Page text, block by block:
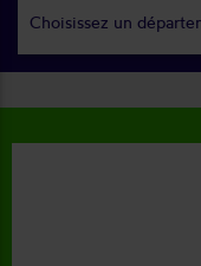
Choisissez un